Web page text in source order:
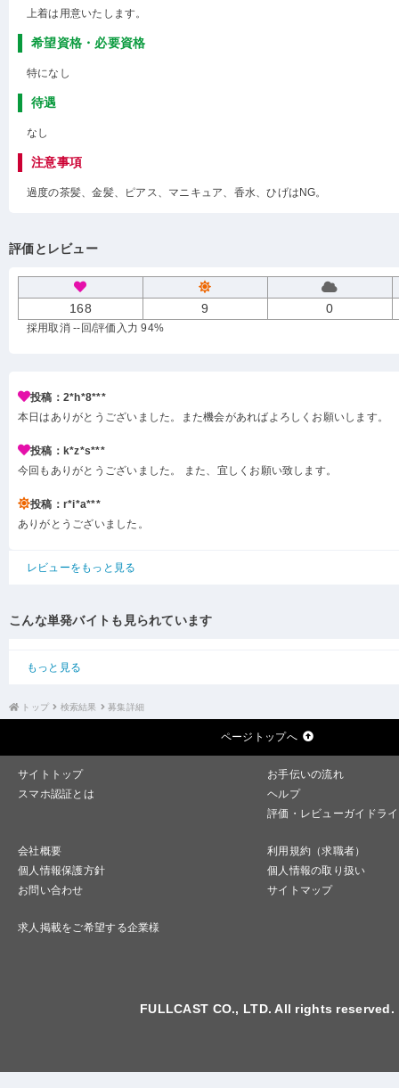
上着は用意いたします。
希望資格・必要資格
特になし
待遇
なし
注意事項
過度の茶髪、金髪、ピアス、マニキュア、香水、ひげはNG。
評価とレビュー
168 9 0
採用取消 --回/評価入力 94%
投稿：2*h*8***
本日はありがとうございました。また機会があればよろしくお願いします。
投稿：k*z*s***
今回もありがとうございました。 また、宜しくお願い致します。
投稿：r*i*a***
ありがとうございました。
レビューをもっと見る
こんな単発バイトも見られています
もっと見る
トップ 検索結果 募集詳細
ページトップへ
サイトトップ
お手伝いの流れ
スマホ認証とは
ヘルプ
評価・レビューガイドラ
会社概要
利用規約（求職者）
個人情報保護方針
個人情報の取り扱い
お問い合わせ
サイトマップ
求人掲載をご希望する企業様
FULLCAST CO., LTD. All rights reserved.